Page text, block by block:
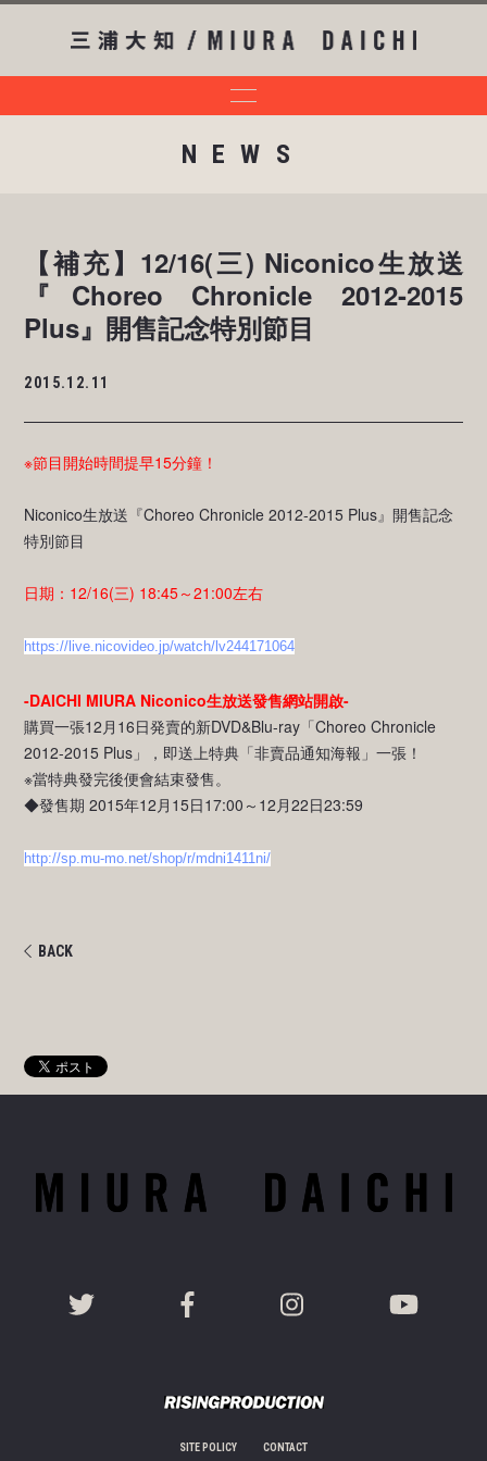
NEWS
【補充】12/16(三) Niconico生放送
『Choreo Chronicle 2012-2015
Plus』開售記念特別節目
2015.12.11
※節目開始時間提早15分鐘！
Niconico生放送『Choreo Chronicle 2012-2015 Plus』開售記念
特別節目
日期：12/16(三) 18:45～21:00左右
https://live.nicovideo.jp/watch/lv244171064
-DAICHI MIURA Niconico生放送發售網站開啟-
購買一張12月16日発賣的新DVD&Blu-ray「Choreo Chronicle
2012-2015 Plus」，即送上特典「非賣品通知海報」一張！
※當特典發完後便會結束發售。
◆發售期 2015年12月15日17:00～12月22日23:59
http://sp.mu-mo.net/shop/r/mdni1411ni/
BACK
SITE POLICY CONTACT